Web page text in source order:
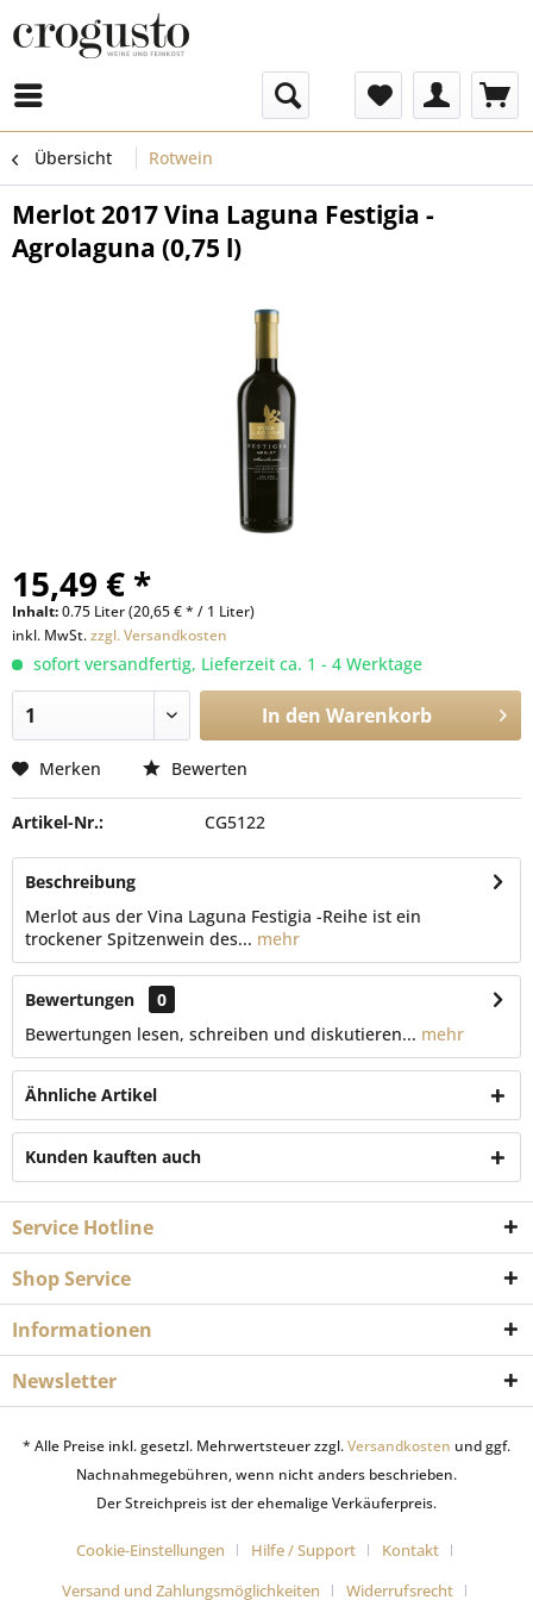
Übersicht Rotwein
Merlot 2017 Vina Laguna Festigia -
Agrolaguna (0,75 l)
15,49 € *
Inhalt:0.75 Liter (20,65 € * / 1 Liter)
inkl. MwSt.zzgl. Versandkosten
sofort versandfertig, Lieferzeit ca. 1 - 4 Werktage
In den Warenkorb
Merken Bewerten
Artikel-Nr.: CG5122
Beschreibung
Merlot aus der Vina Laguna Festigia -Reihe ist ein
trockener Spitzenwein des... mehr
Bewertungen
0
Bewertungen lesen, schreiben und diskutieren... mehr
Ähnliche Artikel
Kunden kauften auch
Service Hotline
Shop Service
Informationen
Newsletter
* Alle Preise inkl. gesetzl. Mehrwertsteuer zzgl.Versandkosten und ggf.
Nachnahmegebühren, wenn nicht anders beschrieben.
Der Streichpreis ist der ehemalige Verkäuferpreis.
Cookie-Einstellungen Hilfe / Support
Kontakt
Versand und Zahlungsmöglichkeiten
Widerrufsrecht